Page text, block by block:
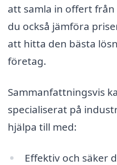
att samla in offert
du också jämföra
att hitta den bästa
företag.
Sammanfattningsvis
specialiserat på
hjälpa till med:
Effektiv och säker